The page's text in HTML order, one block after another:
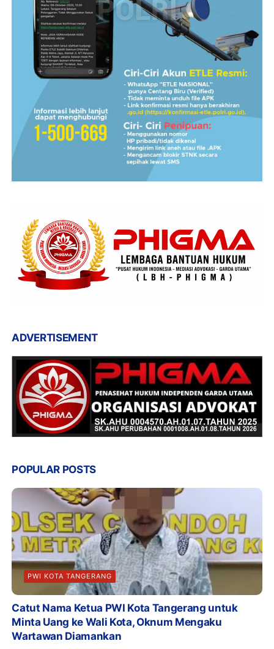
ADVERTISEMENT
POPULAR POSTS
PWI KOTA TANGERANG
Catut Nama Ketua PWI Kota Tangerang untuk
Minta Uang ke Wali Kota, Oknum Mengaku
Wartawan Diamankan